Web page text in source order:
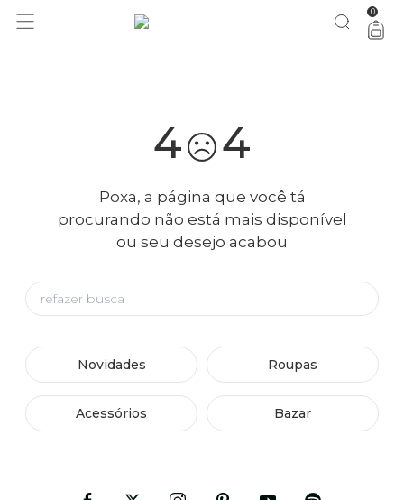
você merece 30% OFF pra comemorar com a gente aproveita! 0
4 4
Poxa, a página que você tá
procurando não está mais disponível
ou seu desejo acabou
Novidades Roupas
Acessórios Bazar